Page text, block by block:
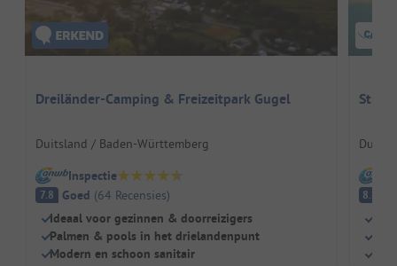
Dreiländer-Camping & Freizeitpark Gugel
Duitsland / Baden-Württemberg
Inspectie
7.8 Goed (64 Recensies)
Ideaal voor gezinnen & doorreizigers
Palmen & pools in het drielandenpunt
Modern en schoon sanitair
8.8